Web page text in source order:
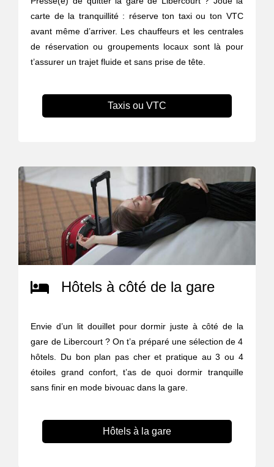
carte de la tranquillité : réserve ton taxi ou ton VTC
avant même d’arriver. Les chauffeurs et les centrales
de réservation ou groupements locaux sont là pour
t’assurer un trajet fluide et sans prise de tête.
Taxis ou VTC
Hôtels à côté de la gare
Envie d’un lit douillet pour dormir juste à côté de la
gare de Libercourt ? On t’a préparé une sélection de 4
hôtels. Du bon plan pas cher et pratique au 3 ou 4
étoiles grand confort, t’as de quoi dormir tranquille
sans finir en mode bivouac dans la gare.
Hôtels à la gare